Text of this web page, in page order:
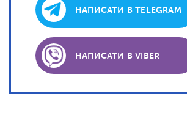
НАПИСАТИ В TELEGRAM
НАПИСАТИ В VIBER